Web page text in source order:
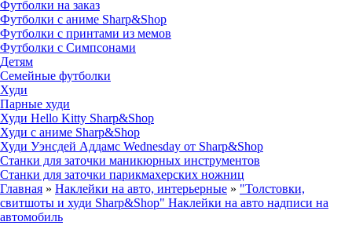
Футболки на заказ
Футболки с аниме Sharp&Shop
Футболки с принтами из мемов
Футболки с Симпсонами
Детям
Семейные футболки
Худи
Парные худи
Худи Hello Kitty Sharp&Shop
Худи с аниме Sharp&Shop
Худи Уэнсдей Аддамс Wednesday от Sharp&Shop
Станки для заточки маникюрных инструментов
Станки для заточки парикмахерских ножниц
Главная » Наклейки на авто, интерьерные » "Толстовки,
свитшоты и худи Sharp&Shop" Наклейки на авто надписи на
автомобиль